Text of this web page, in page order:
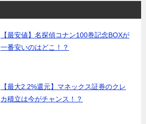
【最安値】名探偵コナン100巻記念BOXが
一番安いのはどこ！？
【最大2.2%還元】マネックス証券のクレ
カ積立は今がチャンス！？